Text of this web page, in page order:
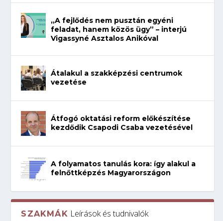
„A fejlődés nem pusztán egyéni
feladat, hanem közös ügy” – interjú
Vigassyné Asztalos Anikóval
Átalakul a szakképzési centrumok
vezetése
Átfogó oktatási reform előkészítése
kezdődik Csapodi Csaba vezetésével
A folyamatos tanulás kora: így alakul a
felnőttképzés Magyarországon
SZAKMÁK Leírások és tudnivalók